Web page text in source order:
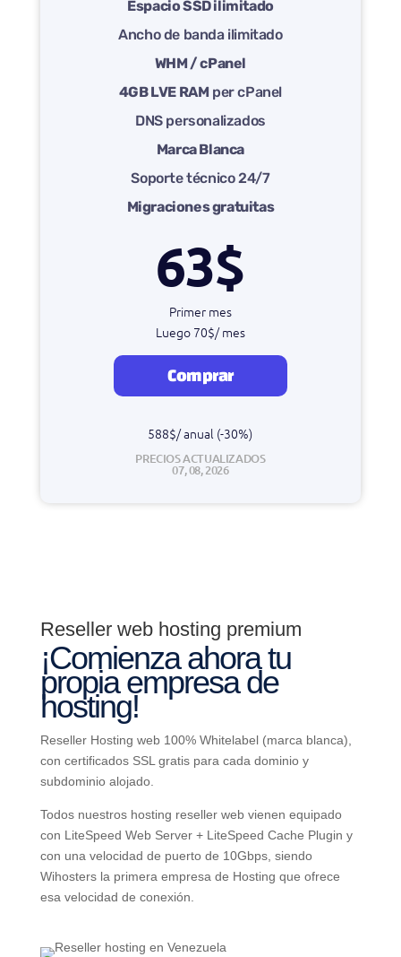
Espacio SSD ilimitado
Ancho de banda ilimitado
WHM / cPanel
4GB LVE RAM per cPanel
DNS personalizados
Marca Blanca
Soporte técnico 24/7
Migraciones gratuitas
63$
Primer mes
Luego 70$/ mes
Comprar
588$/ anual (-30%)
PRECIOS ACTUALIZADOS
07, 08, 2026
Reseller web hosting premium
¡Comienza ahora tu
propia empresa de
hosting!
Reseller Hosting web 100% Whitelabel (marca blanca),
con certificados SSL gratis para cada dominio y
subdominio alojado.
Todos nuestros hosting reseller web vienen equipado
con LiteSpeed Web Server + LiteSpeed Cache Plugin y
con una velocidad de puerto de 10Gbps, siendo
Wihosters la primera empresa de Hosting que ofrece
esa velocidad de conexión.